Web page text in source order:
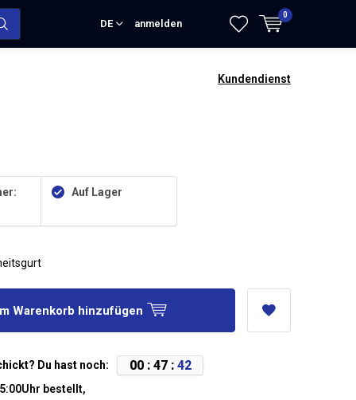
DE anmelden
0
Kundendienst
Auf Lager
Warenkorb hinzufügen
Du hast noch: 00: 47: 42
bestellt,